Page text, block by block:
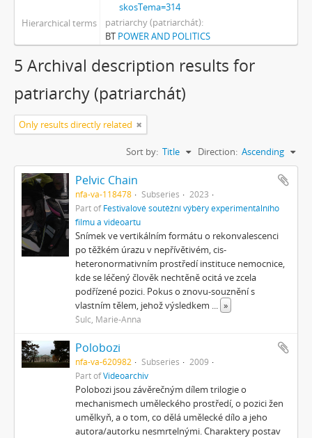
skosTema=314
Hierarchical terms
patriarchy (patriarchát)
BT POWER AND POLITICS
5 Archival description results for
patriarchy (patriarchát)
Only results directly related
Sort by: Title Direction: Ascending
Pelvic Chain
nfa-va-118478 Subseries
2023
Part ofFestivalové soutěžní výběry experimentálního
filmu a videoartu
Snímek ve vertikálním formátu o rekonvalescenci
po těžkém úrazu v nepřívětivém, cis-
heteronormativním prostředí instituce nemocnice,
kde se léčený člověk nechtěně ocitá ve zcela
podřízené pozici. Pokus o znovu-souznění s
vlastním tělem, jehož výsledkem ... »
Šulc, Marie-Anna
Polobozi
nfa-va-620982 Subseries
2009
Part ofVideoarchiv
Polobozi jsou závěrečným dílem trilogie o
mechanismech uměleckého prostředí, o pozici žen
umělkyň, a o tom, co dělá umělecké dílo a jeho
autora/autorku nesmrtelnými. Charaktery postav